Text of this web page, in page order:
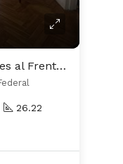
Departamento 2 Ambientes al Frente con Amplio Balcon, luminoso Muy Buen estado
26.22